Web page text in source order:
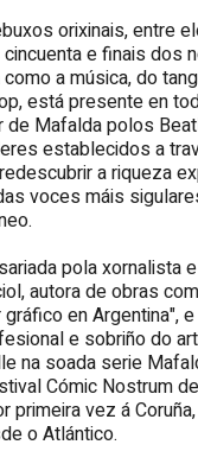
orixinais, entre
e finais dos
a música, do
está presente en
de Mafalda polos
establecidos a
a riqueza
voces máis
pola xornalista
autora de obras
gráfico en Argentina",
e sobriño do
na soada serie
Cómic Nostrum
primeira vez á
o Atlántico.